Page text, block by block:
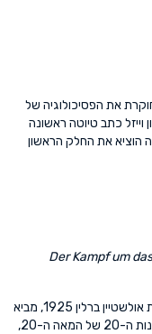
את הפסיכולוגיה של
כתב טיוטה ראשונה
המלחמה הוציא את החלק הראשון
Der Kampf um
בהוצאת אולשטיין ברלין 1925, מביא
את רשימותיו של פון וייזל מהחיים בפלשתינה של שנות ה-20 של המאה ה-20,